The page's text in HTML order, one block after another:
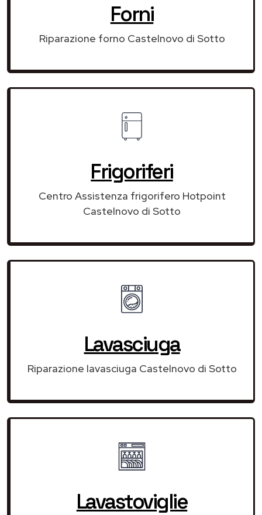
Forni
Riparazione forno Castelnovo di Sotto
Frigoriferi
Centro Assistenza frigorifero Hotpoint
Castelnovo di Sotto
Lavasciuga
Riparazione lavasciuga Castelnovo di Sotto
Lavastoviglie